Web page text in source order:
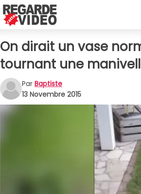
On dirait un vase
tournant une
Par Baptiste
13 Novembre 2015